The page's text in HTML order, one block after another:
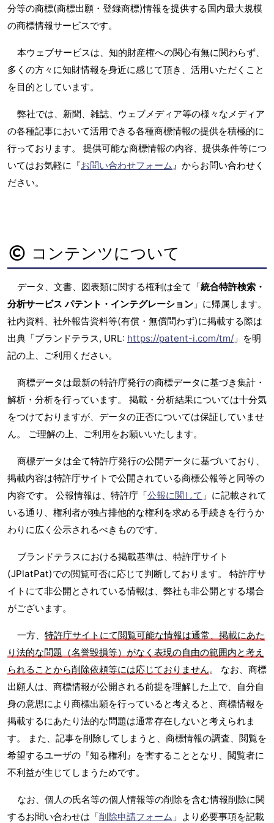
分等の商標(商標出願・登録商標)情報を提供する国内最大規模
の商標情報サービスです。
本ウェブサービスは、知的財産権への関心有無に関わらず、
多くの方々に知財情報を身近に感じて頂き、活用いただくこと
を目的としています。
弊社では、新聞、雑誌、ウェブメディア等の様々なメディア
の各種記事において活用できる各種商標情報の提供を積極的に
行っております。 提供可能な商標情報の内容、提供条件等につ
いてはお気軽に『お問い合わせフォーム』からお問い合わせく
ださい。
コンテンツについて
データ、文書、図表類に関する権利は全て「統合特許検索・
分析サービス パテント・インテグレーション 」に帰属します。
社内資料、社外報告資料等(有償・無償問わず)に掲載する際は
出典「ブランドテラス, URL: https://patent-i.com/tm/ 」を明
記の上、ご利用ください。
商標データは最新の特許庁発行の商標データに基づき集計・
解析・分析を行っています。 掲載・分析結果については十分気
をつけておりますが、データの正否については保証していませ
ん。 ご理解の上、ご利用をお願いいたします。
商標データは全て特許庁発行の公開データに基づいており、
掲載内容は特許庁サイトで公開されている商標公報等と同等の
内容です。 公報情報は、特許庁「公報に関して 」に記載されて
いる通り、権利者が独占排他的な権利を求める手続きを行うか
わりに広く公示されるべきものです。
ブランドテラスにおける掲載基準は、特許庁サイト
(JPlatPat)での閲覧可否に応じて判断しております。 特許庁サ
イトにて非公開とされている情報は、弊社も非公開とする場合
がございます。
一方、 特許庁サイトにて閲覧可能な情報は通常、掲載にあた
り法的な問題（名誉毀損等）がなく表現の自由の範囲内と考え
られることから削除依頼等には応じておりません。 なお、商標
出願人は、商標情報が公開される前提を理解した上で、自分自
身の意思により商標出願を行っていると考えると、商標情報を
掲載するにあたり法的な問題は通常存在しないと考えられま
す。 また、記事を削除してしまうと、商標情報の調査、閲覧を
希望するユーザの『知る権利』を害することとなり、閲覧者に
不利益が生じてしまうためです。
なお、個人の氏名等の個人情報等の削除を含む情報削除に関
するお問い合わせは「削除申請フォーム 」より必要事項を記載